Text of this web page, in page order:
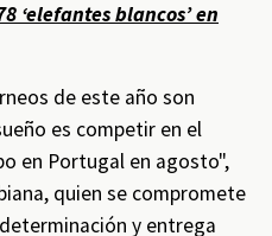
‘elefantes blancos’ en
de este año son
es competir en el
en Portugal en agosto",
quien se compromete
y entrega